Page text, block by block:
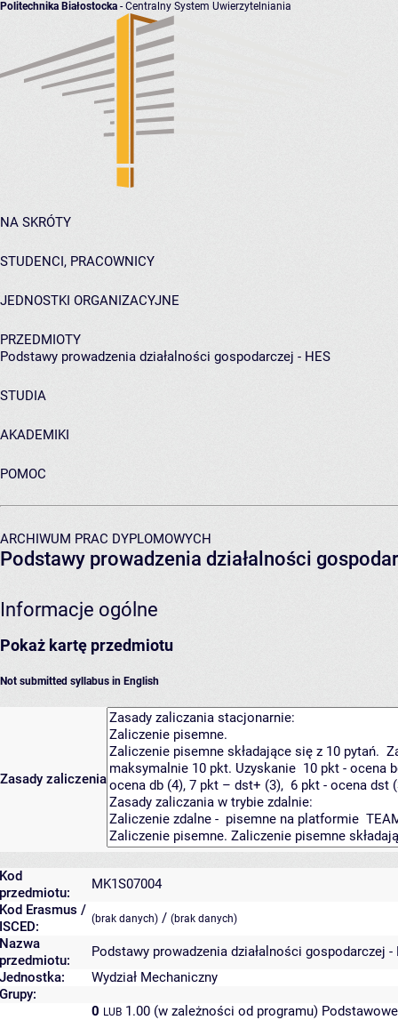
Politechnika Białostocka - Centralny System Uwierzytelniania
NA SKRÓTY
STUDENCI, PRACOWNICY
JEDNOSTKI ORGANIZACYJNE
PRZEDMIOTY
Podstawy prowadzenia działalności gospodarczej - HES
STUDIA
AKADEMIKI
POMOC
ARCHIWUM PRAC DYPLOMOWYCH
Podstawy prowadzenia działalności
Informacje ogólne
Pokaż kartę przedmiotu
Not submitted syllabus in English
Zasady zaliczenia
Kod
przedmiotu:
MK1S07004
Kod Erasmus /
ISCED:
(brak danych) / (brak danych)
Nazwa
przedmiotu:
Podstawy prowadzenia działalności gospodarczej -
Jednostka:
Wydział Mechaniczny
Grupy:
0 LUB 1.00 (w zależności od programu)